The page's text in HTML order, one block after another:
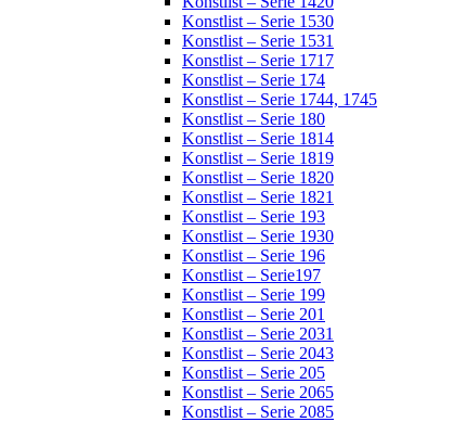
Konstlist – Serie 1530
Konstlist – Serie 1531
Konstlist – Serie 1717
Konstlist – Serie 174
Konstlist – Serie 1744, 1745
Konstlist – Serie 180
Konstlist – Serie 1814
Konstlist – Serie 1819
Konstlist – Serie 1820
Konstlist – Serie 1821
Konstlist – Serie 193
Konstlist – Serie 1930
Konstlist – Serie 196
Konstlist – Serie197
Konstlist – Serie 199
Konstlist – Serie 201
Konstlist – Serie 2031
Konstlist – Serie 2043
Konstlist – Serie 205
Konstlist – Serie 2065
Konstlist – Serie 2085